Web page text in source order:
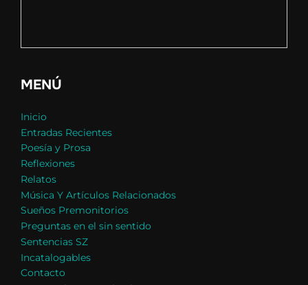
MENÚ
Inicio
Entradas Recientes
Poesía y Prosa
Reflexiones
Relatos
Música Y Artículos Relacionados
Sueños Premonitorios
Preguntas en el sin sentido
Sentencias SZ
Incatalogables
Contacto